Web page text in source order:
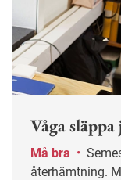
Våga
Må bra •
återhämtning.